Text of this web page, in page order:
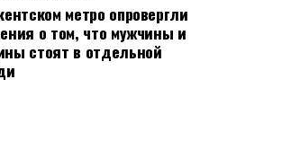
метро опровергли
о том, что мужчины и
стоят в отдельной